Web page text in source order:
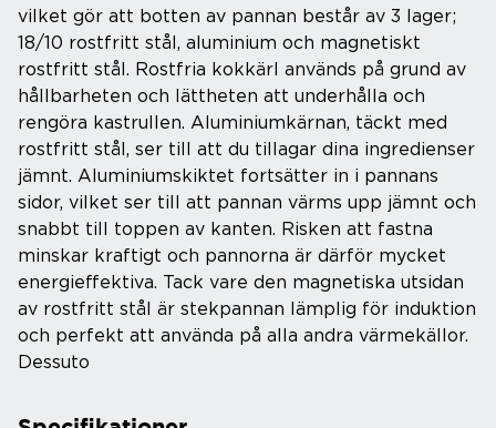
vilket gör att botten av pannan består av 3 lager;
18/10 rostfritt stål, aluminium och magnetiskt
rostfritt stål. Rostfria kokkärl används på grund av
hållbarheten och lättheten att underhålla och
rengöra kastrullen. Aluminiumkärnan, täckt med
rostfritt stål, ser till att du tillagar dina ingredienser
jämnt. Aluminiumskiktet fortsätter in i pannans
sidor, vilket ser till att pannan värms upp jämnt och
snabbt till toppen av kanten. Risken att fastna
minskar kraftigt och pannorna är därför mycket
energieffektiva. Tack vare den magnetiska utsidan
av rostfritt stål är stekpannan lämplig för induktion
och perfekt att använda på alla andra värmekällor.
Dessuto